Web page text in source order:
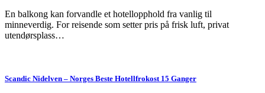
En balkong kan forvandle et hotellopphold fra vanlig til
minneverdig. For reisende som setter pris på frisk luft, privat
utendørsplass…
Scandic Nidelven – Norges Beste Hotellfrokost 15 Ganger